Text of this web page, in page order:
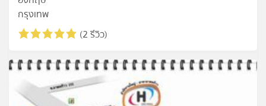
กรุงเทพ
(2 รีวิว)